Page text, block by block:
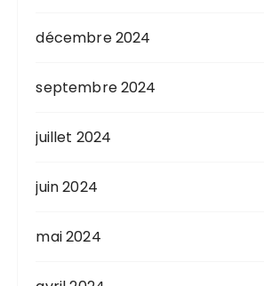
décembre 2024
septembre 2024
juillet 2024
juin 2024
mai 2024